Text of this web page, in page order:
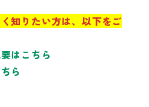
知りたい方は、以下をご
はこちら
ら